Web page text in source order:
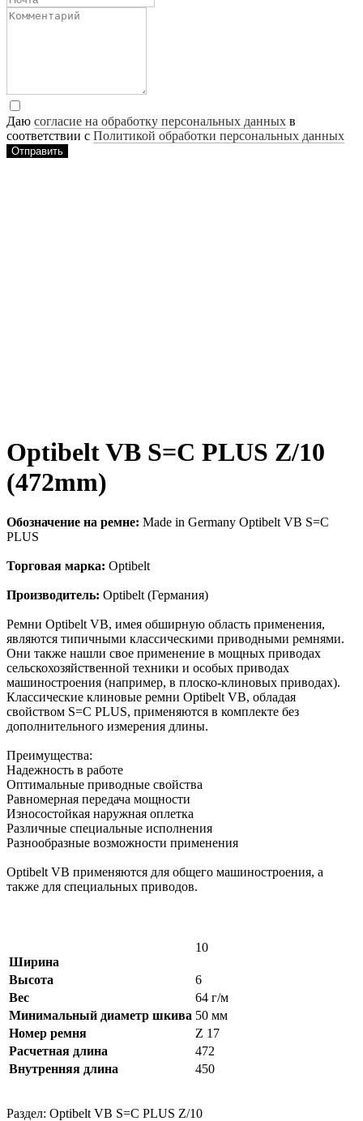
Даю согласие на обработку персональных данных в
соответствии с Политикой обработки персональных данных
Отправить
Optibelt VB S=C PLUS Z/10
(472mm)
Обозначение на ремне: Made in Germany Optibelt VB S=C
PLUS
Торговая марка: Optibelt
Производитель: Optibelt (Германия)
Ремни Optibelt VB, имея обширную область применения,
являются типичными классическими приводными ремнями.
Они также нашли свое применение в мощных приводах
сельскохозяйственной техники и особых приводах
машиностроения (например, в плоско-клиновых приводах).
Классические клиновые ремни Optibelt VB, обладая
свойством S=C PLUS, применяются в комплекте без
дополнительного измерения длины.
Преимущества:
Надежность в работе
Оптимальные приводные свойства
Равномерная передача мощности
Износостойкая наружная оплетка
Различные специальные исполнения
Разнообразные возможности применения
Оptibelt VB применяются для общего машиностроения, а
также для специальных приводов.
Ширина
10
Высота
6
Вес
64 г/м
Минимальный диаметр шкива 50 мм
Номер ремня
Z 17
Расчетная длина
472
Внутренняя длина
450
Раздел: Optibelt VB S=C PLUS Z/10